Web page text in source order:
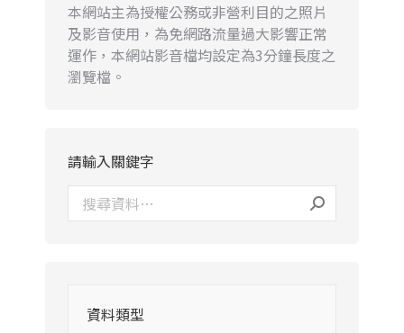
本網站主為授權公務或非營利目的之照片
及影音使用，為免網路流量過大影響正常
運作，本網站影音檔均設定為3分鐘長度之
瀏覽檔。
請輸入關鍵字
資料類型